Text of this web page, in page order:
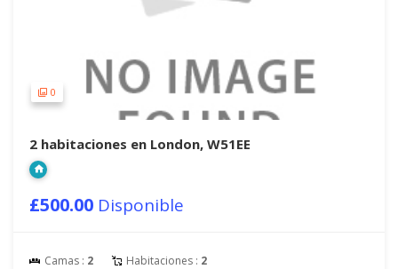
0
2 habitaciones en London, W51EE
£500.00 Disponible
Camas : 2 Habitaciones : 2